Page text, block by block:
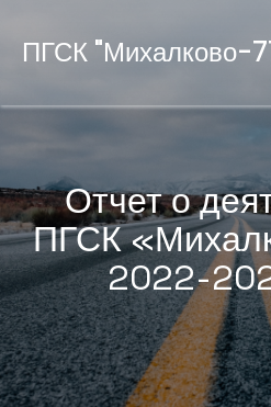
ПГСК "Михалково-
Отчет о
ПГСК
2022-